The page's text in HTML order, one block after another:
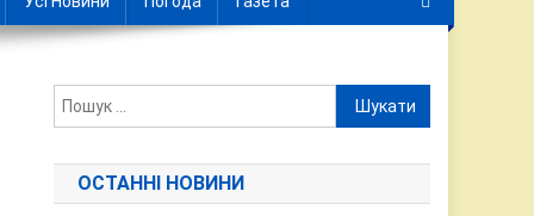
Пошук:
ОСТАННІ НОВИНИ